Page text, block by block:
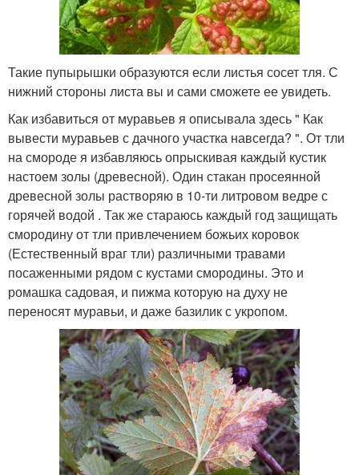
Такие пупырышки образуются если листья сосет тля. С
нижний стороны листа вы и сами сможете ее увидеть.
Как избавиться от муравьев я описывала здесь " Как
вывести муравьев с дачного участка навсегда? ". От тли
на смороде я избавляюсь опрыскивая каждый кустик
настоем золы (древесной). Один стакан просеянной
древесной золы растворяю в 10-ти литровом ведре с
горячей водой . Так же стараюсь каждый год защищать
смородину от тли привлечением божьих коровок
(Естественный враг тли) различными травами
посаженными рядом с кустами смородины. Это и
ромашка садовая, и пижма которую на духу не
переносят муравьи, и даже базилик с укропом.